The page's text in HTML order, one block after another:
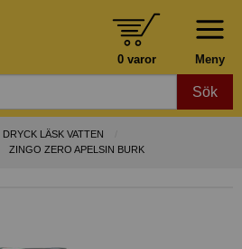
Meny
0 varor
Sök
DRYCK LÄSK VATTEN
ZINGO ZERO APELSIN BURK